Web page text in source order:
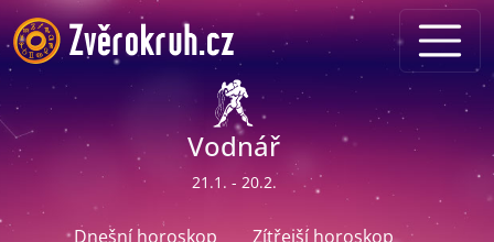
Vodnář
21.1. - 20.2.
Dnešní horoskop
Zítřejší horoskop